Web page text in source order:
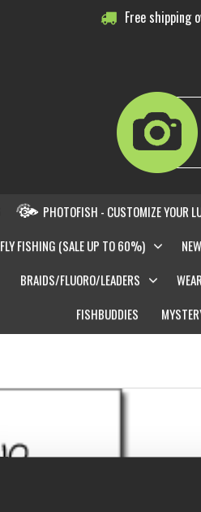
Free shipping
PHOTOFISH - CUSTOMIZE YOUR
FLY FISHING (SALE UP TO 60%)
BRAIDS/FLUORO/LEADERS WEAR
FISHBUDDIES